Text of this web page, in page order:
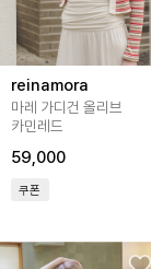
reinamora
마레 가디건 올리브
카민레드
59,000
쿠폰